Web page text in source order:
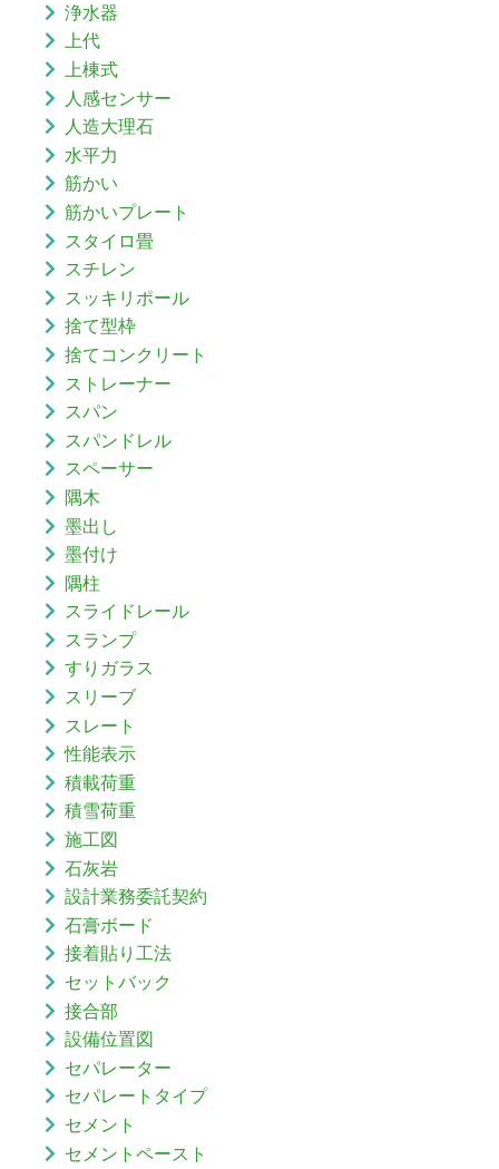
浄水器
上代
上棟式
人感センサー
人造大理石
水平力
筋かい
筋かいプレート
スタイロ畳
スチレン
スッキリポール
捨て型枠
捨てコンクリート
ストレーナー
スパン
スパンドレル
スペーサー
隅木
墨出し
墨付け
隅柱
スライドレール
スランプ
すりガラス
スリーブ
スレート
性能表示
積載荷重
積雪荷重
施工図
石灰岩
設計業務委託契約
石膏ボード
接着貼り工法
セットバック
接合部
設備位置図
セパレーター
セパレートタイプ
セメント
セメントペースト